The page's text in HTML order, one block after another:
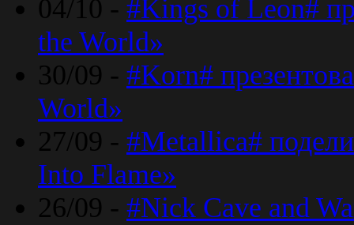
04/10 - #Kings of Leon#
the World»
30/09 - #Korn#
World»
27/09 - #Metallica#
Into Flame»
26/09 - #Nick Cave and